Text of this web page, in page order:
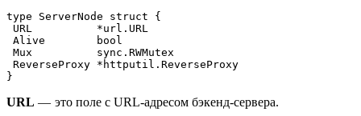
type ServerNode struct {
URL          *url.URL
Alive        bool
Mux          sync.RWMutex
ReverseProxy *httputil.ReverseProxy
}
URL — это поле с URL-адресом бэкенд-сервера.